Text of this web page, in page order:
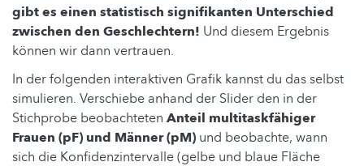
gibt es einen statistisch signifikanten Unterschied
zwischen den Geschlechtern! Und diesem Ergebnis
können wir dann vertrauen.
In der folgenden interaktiven Grafik kannst du das selbst
simulieren. Verschiebe anhand der Slider den in der
Stichprobe beobachteten Anteil multitaskfähiger
Frauen (pF) und Männer (pM) und beobachte, wann
sich die Konfidenzintervalle (gelbe und blaue Fläche